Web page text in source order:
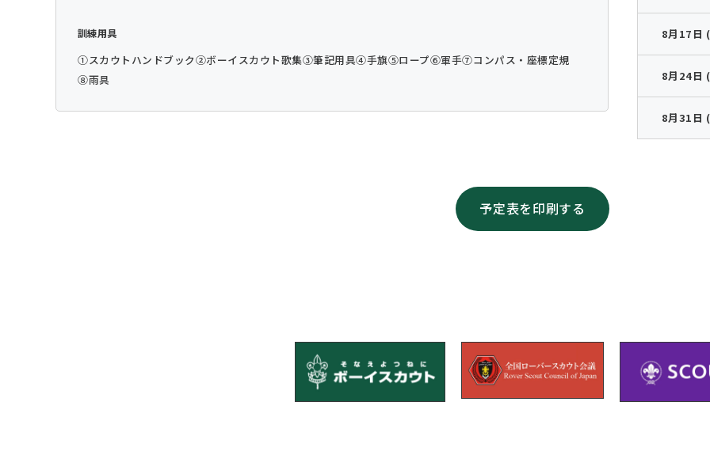
8月17日
8月24日
8月31日
訓練用具
①スカウトハンドブック②ボーイスカウト歌集③筆記用具④手旗⑤ロープ⑥軍手⑦コンパス・座標定規
⑧雨具
予定表を印刷する